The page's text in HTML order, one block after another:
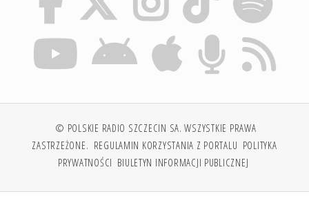
© POLSKIE RADIO SZCZECIN SA. WSZYSTKIE PRAWA
ZASTRZEŻONE. REGULAMIN KORZYSTANIA Z PORTALU POLITYKA
PRYWATNOŚCI BIULETYN INFORMACJI PUBLICZNEJ